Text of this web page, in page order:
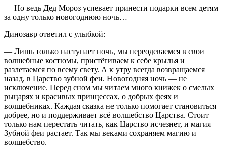
— Но ведь Дед Мороз успевает принести подарки всем детям
за одну только новогоднюю ночь…
Динозавр ответил с улыбкой:
— Лишь только наступает ночь, мы переодеваемся в свои
волшебные костюмы, пристёгиваем к себе крылья и
разлетаемся по всему свету. А к утру всегда возвращаемся
назад, в Царство зубной феи. Новогодняя ночь — не
исключение. Перед сном мы читаем много книжек о смелых
рыцарях и красивых принцессах, о добрых феях и
волшебниках. Каждая сказка не только помогает становиться
добрее, но и поддерживает всё волшебство Царства. Стоит
только нам перестать читать, как Царство исчезнет, и магия
Зубной феи растает. Так мы веками сохраняем магию и
волшебство.